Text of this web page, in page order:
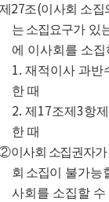
27조(이사회 소집
는 소집요구가 있
에 이사회를 소
1. 재적이사 과반
한 때
2. 제 17조제 3항제
한 때
이사회 소집권자
회 소집이
불가능
사회를 소집할 수